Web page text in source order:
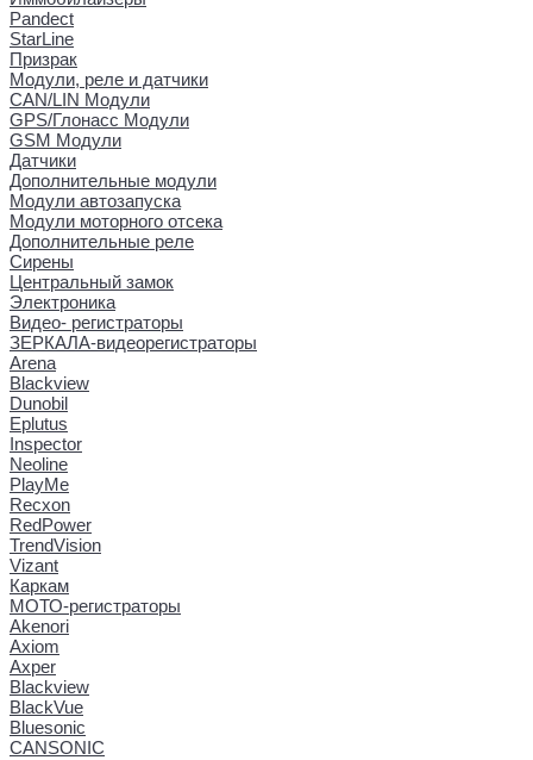
Pandect
StarLine
Призрак
Модули, реле и датчики
CAN/LIN Модули
GPS/Глонасс Модули
GSM Модули
Датчики
Дополнительные модули
Модули автозапуска
Модули моторного отсека
Дополнительные реле
Сирены
Центральный замок
Электроника
Видео- регистраторы
ЗЕРКАЛА-видеорегистраторы
Arena
Blackview
Dunobil
Eplutus
Inspector
Neoline
PlayMe
Recxon
RedPower
TrendVision
Vizant
Каркам
МОТО-регистраторы
Akenori
Axiom
Axper
Blackview
BlackVue
Bluesonic
CANSONIC